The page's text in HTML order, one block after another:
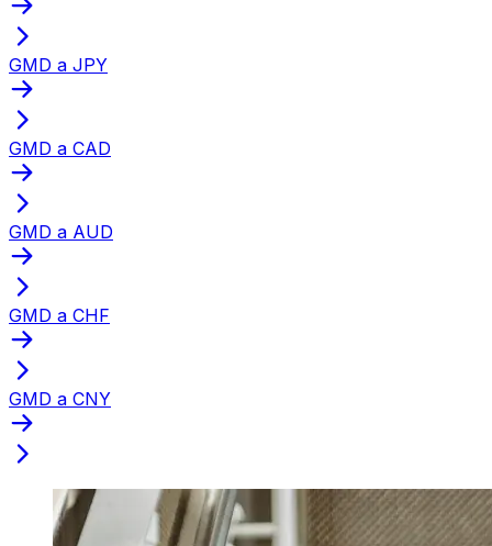
GMD a JPY
GMD a CAD
GMD a AUD
GMD a CHF
GMD a CNY